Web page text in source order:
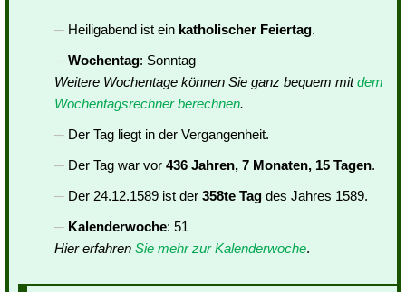
Heiligabend ist ein katholischer Feiertag.
Wochentag: Sonntag
Weitere Wochentage können Sie ganz bequem mitdem
Wochentagsrechner berechnen.
Der Tag liegt in der Vergangenheit.
Der Tag war vor 436 Jahren, 7 Monaten, 15 Tagen.
Der 24.12.1589 ist der 358te Tag des Jahres 1589.
Kalenderwoche: 51
Hier erfahren Sie mehr zur Kalenderwoche.